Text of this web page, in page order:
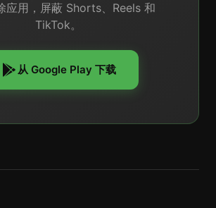
应用，屏蔽 Shorts、Reels 和
TikTok。
从 Google Play 下载